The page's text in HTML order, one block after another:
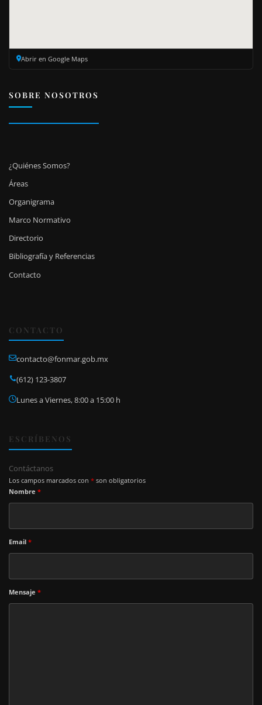
Abrir en Google Maps
SOBRE NOSOTROS
¿Quiénes Somos?
Áreas
Organigrama
Marco Normativo
Directorio
Bibliografía y Referencias
Contacto
CONTACTO
contacto@fonmar.gob.mx
(612) 123-3807
Lunes a Viernes, 8:00 a 15:00 h
ESCRÍBENOS
Contáctanos
Los campos marcados con * son obligatorios
Nombre *
Email *
Mensaje *